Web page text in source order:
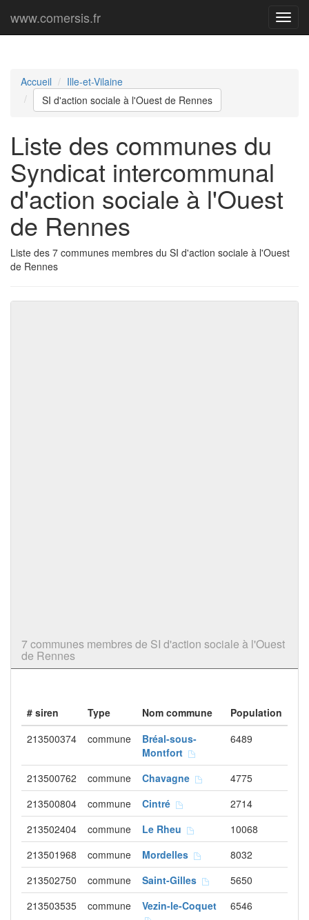
Menu
www.comersis.fr
Accueil
Ille-et-Vilaine
SI d'action sociale à l'Ouest de Rennes
Liste des communes du
Syndicat intercommunal
d'action sociale à l'Ouest
de Rennes
Liste des 7 communes membres du SI d'action sociale à l'Ouest
de Rennes
7 communes membres de SI d'action sociale à l'Ouest
de Rennes
# siren Type Nom commune
Population
213500374
commune
Bréal-sous-
Montfort
6489
213500762 commune Chavagne
4775
213500804
commune Cintré
2714
213502404
commune Le Rheu
10068
213501968
commune Mordelles
8032
213502750
commune Saint-Gilles
5650
213503535
commune Vezin-le-Coquet 6546